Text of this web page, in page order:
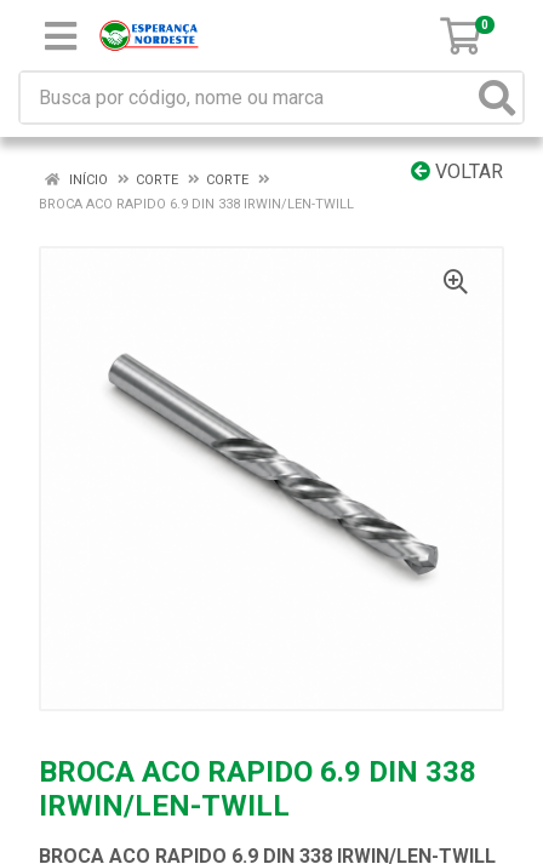
0
VOLTAR
INÍCIO CORTE
CORTE
BROCA ACO RAPIDO 6.9 DIN 338 IRWIN/LEN-TWILL
BROCA ACO RAPIDO 6.9 DIN 338
IRWIN/LEN-TWILL
BROCA ACO RAPIDO 6.9 DIN 338 IRWIN/LEN-TWILL